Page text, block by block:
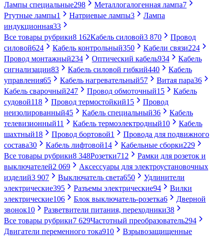
Лампы специальные298 Металлогалогенная лампа7
Ртутные лампы1 Натриевые лампы3
Лампа
индукционная33
Все товары рубрики8 162Кабель силовой3 870
Провод
силовой624 Кабель контрольный350 Кабели связи224
Провод монтажный234 Оптический кабель934
Кабель
сигнализации83 Кабель силовой гибкий440
Кабель
управления65 Кабель нагревательный57 Витая пара36
Кабель сварочный247 Провод обмоточный15
Кабель
судовой118 Провод термостойкий15
Провод
неизолированный45 Кабель специальный36
Кабель
телевизионный11 Кабель термоэлектродный10
Кабель
шахтный18 Провод бортовой1
Провода для подвижного
состава30 Кабель лифтовой14 Кабельные сборки229
Все товары рубрики8 348Розетки712
Рамки для розеток и
выключателей2 069
Аксессуары для электроустановочных
изделий3 907 Выключатель света650
Удлинители
электрические395 Разъемы электрические94
Вилки
электрические106 Блок выключатель-розетка6
Дверной
звонок10 Разветвители питания, переходники38
Все товары рубрики7 629Частотный преобразователь294
Двигатели переменного тока910
Взрывозащищенные